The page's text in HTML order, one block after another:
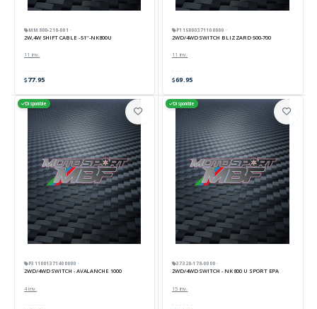
MM800-210-001 ·
2W,4W SHIFT CABLE - 51''-NK800U
11 inv.
77.95
P115000371100000 ·
2WD/4WD SWITCH BLIZZARD 500-700
11 inv.
69.95
Disponible
P311001371400000 ·
2WD/4WD SWITCH - AVALANCHE 1000
4 inv.
Disponible
37320-178-0000 ·
2WD/4WD SWITCH - NK 800 U SPORT EPA
15 inv.